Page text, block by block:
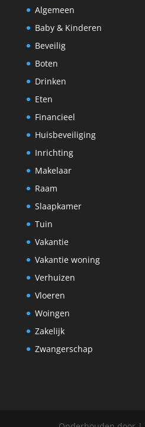
Algemeen
Baby & Kinderen
Beveilig
Boten
Drinken
Eten
Financieel
Huisbeveiliging
Inrichting
Makelaar
Raam
Slaapkamer
Tuin
Vakantie
Vakantie woning
Verhuizen
Vloeren
Woingen
Zakelijk
Zwangerschap